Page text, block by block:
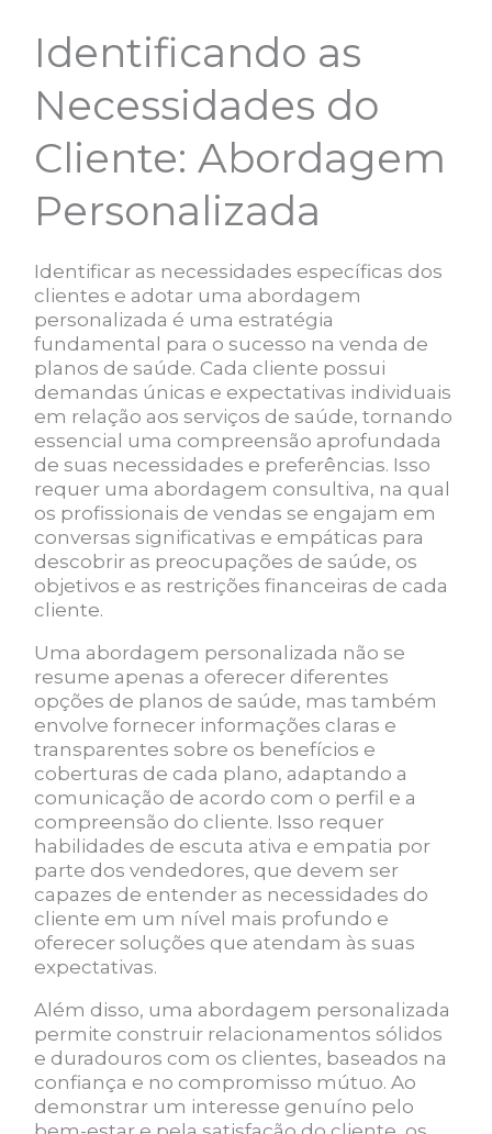
Identificando as
Necessidades do
Cliente: Abordagem
Personalizada
Identificar as necessidades específicas dos
clientes e adotar uma abordagem
personalizada é uma estratégia
fundamental para o sucesso na venda de
planos de saúde. Cada cliente possui
demandas únicas e expectativas individuais
em relação aos serviços de saúde, tornando
essencial uma compreensão aprofundada
de suas necessidades e preferências. Isso
requer uma abordagem consultiva, na qual
os profissionais de vendas se engajam em
conversas significativas e empáticas para
descobrir as preocupações de saúde, os
objetivos e as restrições financeiras de cada
cliente.
Uma abordagem personalizada não se
resume apenas a oferecer diferentes
opções de planos de saúde, mas também
envolve fornecer informações claras e
transparentes sobre os benefícios e
coberturas de cada plano, adaptando a
comunicação de acordo com o perfil e a
compreensão do cliente. Isso requer
habilidades de escuta ativa e empatia por
parte dos vendedores, que devem ser
capazes de entender as necessidades do
cliente em um nível mais profundo e
oferecer soluções que atendam às suas
expectativas.
Além disso, uma abordagem personalizada
permite construir relacionamentos sólidos
e duradouros com os clientes, baseados na
confiança e no compromisso mútuo. Ao
demonstrar um interesse genuíno pelo